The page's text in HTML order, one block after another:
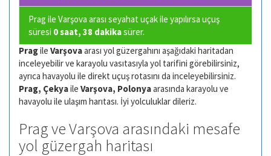
Prag ile Varşova arası seyahat uçak ile yapılırsa uçuş
süresi 0 saat, 38 dakikasürer.
Pragile Varşovaarası yol güzergahını aşağıdaki haritadan
inceleyebilir ve karayolu vasıtasıyla yol tarifini görebilirsiniz,
ayrıca havayolu ile direkt uçuş rotasını da inceleyebilirsiniz.
Prag, Çekyaile Varşova, Polonyaarasında karayolu ve
havayolu ile ulaşım harıtası. İyi yolculuklar dileriz.
Prag ve Varşova arasındaki mesafe
yol güzergah haritası